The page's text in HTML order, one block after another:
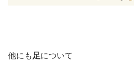
他にも 足について